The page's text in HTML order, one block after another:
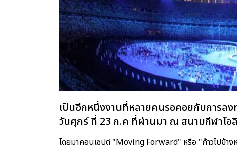
เป็นอีกหนึ่งงานที่หลายคนรอคอยกับการล
วันศุกร์ ที่ 23 ก.ค ที่ผ่านมา ณ สนามกีฬาโอ
โดยมาคอนเซปต์ "Moving Forward" หรือ "ก้าวไปข้า